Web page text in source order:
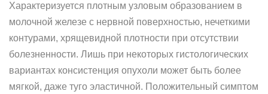
Характеризуется плотным узловым образованием в
молочной железе с нервной поверхностью, нечеткими
контурами, хрящевидной плотности при отсутствии
болезненности. Лишь при некоторых гистологических
вариантах консистенция опухоли может быть более
мягкой, даже туго эластичной. Положительный симптом